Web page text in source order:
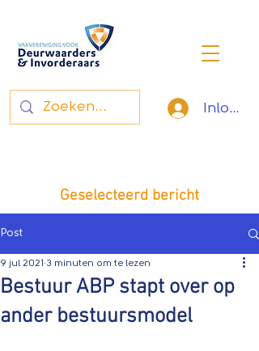
Inloggen
Geselecteerd bericht
Post
Bestuur ABP stapt over op
ander bestuursmodel
9 jul 2021 3 minuten om te lezen